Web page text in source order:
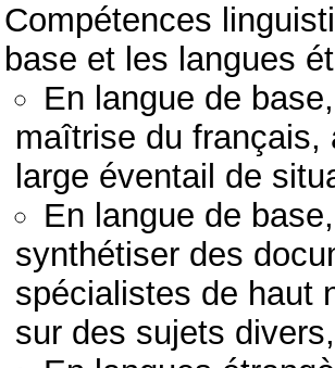
Compétences
base et les langues
En langue de
maîtrise du
large éventail de
En langue de
synthétiser des
spécialistes de haut
sur des sujets